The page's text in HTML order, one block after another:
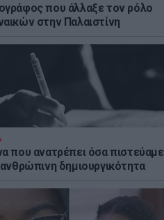
που άλλαξε τον ρόλο
στην Παλαιστίνη
που ανατρέπει όσα πιστεύαμε
ανθρώπινη δημιουργικότητα